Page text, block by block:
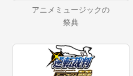
アニメミュージックの
祭典